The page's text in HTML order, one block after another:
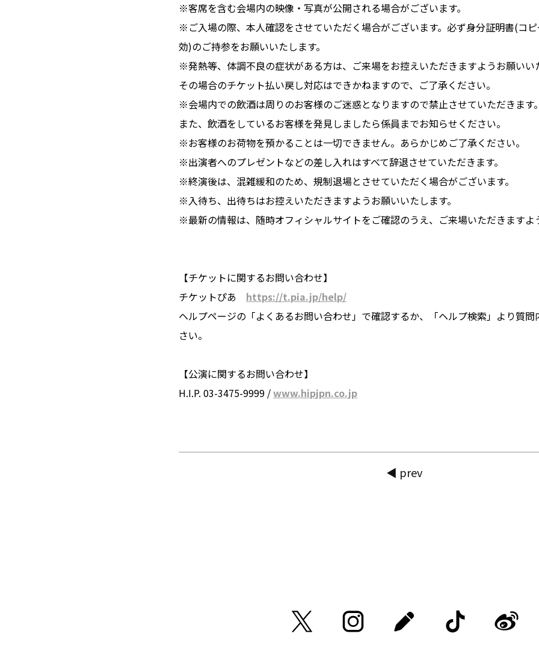
※客席を含む会場内の映像・写真が公開される場合がございます。
※ご入場の際、本人確認をさせていただく場合がございます。必ず身分証明書(コ
効)のご持参をお願いいたします。
※発熱等、体調不良の症状がある方は、ご来場をお控えいただきますようお願いい
その場合のチケット払い戻し対応はできかねますので、ご了承ください。
※会場内での飲酒は周りのお客様のご迷惑となりますので禁止させていただきます。
また、飲酒をしているお客様を発見しましたら係員までお知らせください。
※お客様のお荷物を預かることは一切できません。あらかじめご了承ください。
※出演者へのプレゼントなどの差し入れはすべて辞退させていただきます。
※終演後は、混雑緩和のため、規制退場とさせていただく場合がございます。
※入待ち、出待ちはお控えいただきますようお願いいたします。
※最新の情報は、随時オフィシャルサイトをご確認のうえ、ご来場いただきますよ
【チケットに関するお問い合わせ】
チケットぴあ https://t.pia.jp/help/
ヘルプページの「よくあるお問い合わせ」で確認するか、「ヘルプ検索」より質問
さい。
【公演に関するお問い合わせ】
H.I.P. 03-3475-9999 /www.hipjpn.co.jp
◀ prev